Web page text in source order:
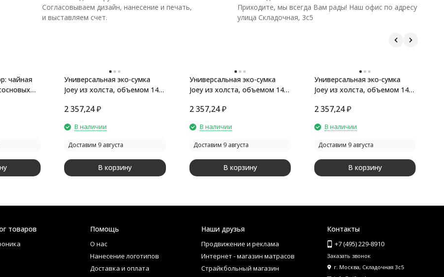
Согласовываем дизайн, нанесение и печать,
и выставляем счет.
Приходите, мы всегда Вам рады! Наш офис по адресу
улица Складочная, 3с5
чайная
Универсальная эко-сумка
Joey из холста, объемом 14
2 357,24₽
В наличии
Доставим 9 августа
В корзину
Универсальная эко-сумка
Joey из холста, объемом 14
2 357,24₽
В наличии
Доставим 9 августа
В корзину
Универсальная эко-сумка
Joey из холста, объемом 14
2 357,24₽
В наличии
Доставим 9 августа
В корзину
товаров Помощь
О нас
Нанесение логотипов
Доставка и оплата
Наши друзья
Продвижение и реклама
Интернет - магазин матрасов
Страйкбольный магазин
Контакты
+7 (495) 229-8910
Заказать звонок
г. Москва, Складочная 3с5